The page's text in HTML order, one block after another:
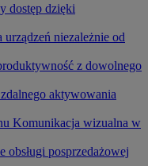
dostęp dzięki
urządzeń niezależnie od
z dowolnego
aktywowania
Komunikacja wizualna w
obsługi posprzedażowej